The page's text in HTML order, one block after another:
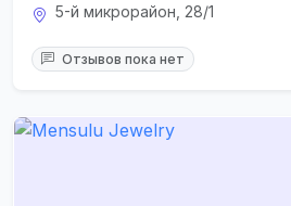
5-й микрорайон, 28/1
Отзывов пока нет